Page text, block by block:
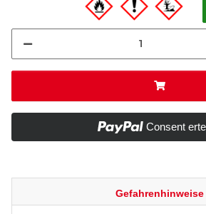
Consent
Gefahrenhinweise